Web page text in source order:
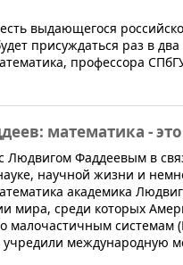
выдающегося
присуждаться раз в
профессора
математика -
Людвигом Фаддеевым в
научной жизни и
академика
мира, среди которых
малочастичным системам
учредили международную